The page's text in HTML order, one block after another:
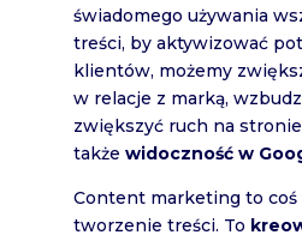
świadomego używania
treści, by aktywizować
klientów, możemy
w relacje z marką,
zwiększyć ruch na
także widoczność w
Content marketing to coś
tworzenie treści. To